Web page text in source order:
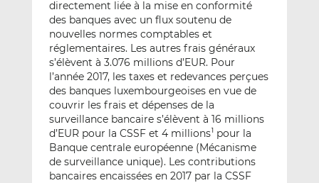
directement liée à la mise en conformité
des banques avec un flux soutenu de
nouvelles normes comptables et
réglementaires. Les autres frais généraux
s’élèvent à 3.076 millions d’EUR. Pour
l’année 2017, les taxes et redevances perçues
des banques luxembourgeoises en vue de
couvrir les frais et dépenses de la
surveillance bancaire s’élèvent à 16 millions
d’EUR pour la CSSF et 4 millions pour la
Banque centrale européenne (Mécanisme
de surveillance unique). Les contributions
bancaires encaissées en 2017 par la CSSF